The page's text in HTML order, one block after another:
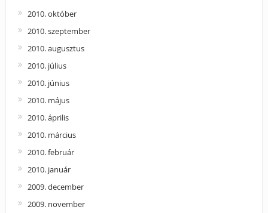
2010. október
2010. szeptember
2010. augusztus
2010. július
2010. június
2010. május
2010. április
2010. március
2010. február
2010. január
2009. december
2009. november